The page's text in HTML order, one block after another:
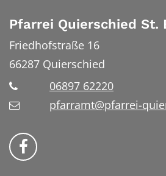
Pfarrei Quierschied St.
Friedhofstraße 16
66287 Quierschied
06897 62220
pfarramt@pfarrei-
Bistum Trier auf